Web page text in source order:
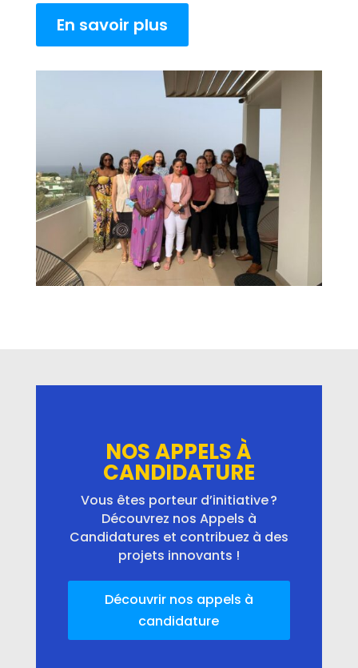
En savoir plus
NOS APPELS À
CANDIDATURE
Vous êtes porteur d’initiative ?
Découvrez nos Appels à
Candidatures et contribuez à des
projets innovants !
Découvrir nos appels à
candidature